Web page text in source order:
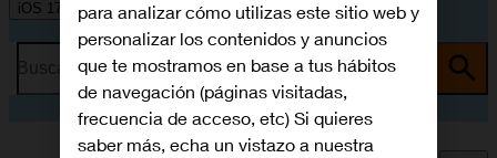
iOS 17
Busca por problema o tema
para analizar cómo utilizas este sitio web y
personalizar los contenidos y anuncios
que te mostramos en base a tus hábitos
de navegación (páginas visitadas,
frecuencia de acceso, etc) Si quieres
saber más, echa un vistazo a nuestra